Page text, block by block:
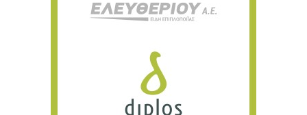
Ευχαριστώ, αλλά δεν ενδιαφέρομαι αυτή την στιγμή